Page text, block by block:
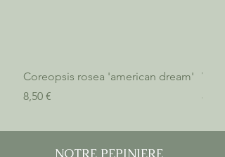
Coreopsis rosea 'american dream'
Prix
8,50 €
Prix
8,50 €
NOTRE PEPINIERE